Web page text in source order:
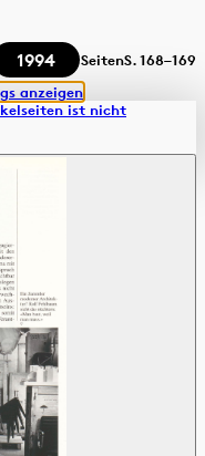
1994 SeitenS.168–169
anzeigen
ist nicht